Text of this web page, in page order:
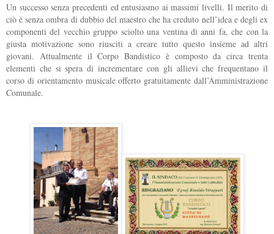
Un successo senza precedenti ed entusiasmo ai massimi livelli. Il merito di
ciò è senza ombra di dubbio del maestro che ha creduto nell’idea e degli ex
componenti del vecchio gruppo sciolto una ventina di anni fa, che con la
giusta motivazione sono riusciti a creare tutto questo insieme ad altri
giovani. Attualmente il Corpo Bandistico è composto da circa trenta
elementi che si spera di incrementare con gli allievi che frequentano il
corso di orientamento musicale offerto gratuitamente dall’Amministrazione
Comunale.